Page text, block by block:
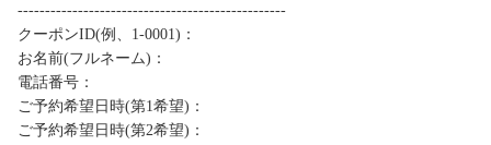
-------------------------------------------------
クーポンID(例、1-0001)：
お名前(フルネーム)：
電話番号：
ご予約希望日時(第1希望)：
ご予約希望日時(第2希望)：